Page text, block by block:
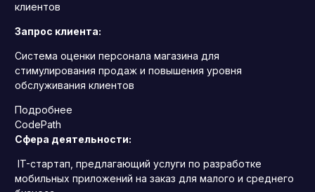
клиентов
Запрос клиента:
Система оценки персонала магазина для
стимулирования продаж и повышения уровня
обслуживания клиентов
Подробнее
CodePath
Сфера деятельности:
IT-стартап, предлагающий услуги по разработке
мобильных приложений на заказ для малого и среднего